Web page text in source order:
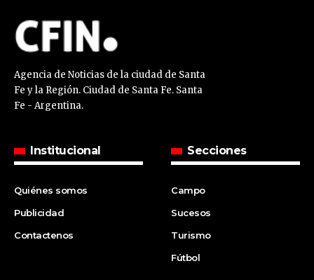
Agencia de Noticias de la ciudad de Santa
Fe y la Región. Ciudad de Santa Fe. Santa
Fe - Argentina.
Institucional
Quiénes somos
Publicidad
Contactenos
Secciones
Campo
Sucesos
Turismo
Fútbol